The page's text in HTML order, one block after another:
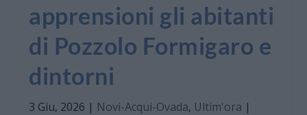
apprensioni gli abitanti
di Pozzolo Formigaro e
dintorni
3 Giu, 2026 | Novi-Acqui-Ovada, Ultim'ora |